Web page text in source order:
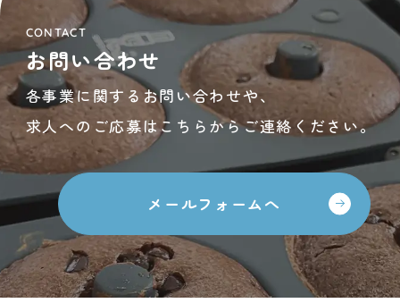
CONTACT
お問い合わせ
各事業に関するお問い合わせや、
求人へのご応募はこちらからご連絡ください。
メールフォームへ